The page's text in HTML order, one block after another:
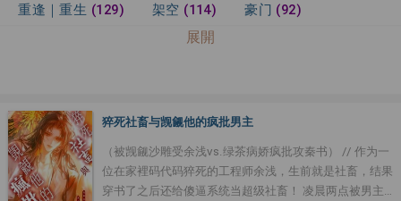
重逢｜重生 (129) 架空 (114) 豪门 (92)
古代｜非现代
总裁系列(23)
青梅竹马(8)
展開
猝死社畜与觊觎他的疯批男主
（被觊觎沙雕受余浅vs.绿茶病娇疯批攻秦书） // 作为一
位在家裡码代码猝死的工程师余浅，生前就是社畜，结果
穿书了之后还给傻逼系统当超级社畜！ 凌晨两点被男主